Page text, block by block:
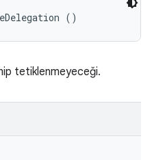
()
tetiklenmeyeceği.